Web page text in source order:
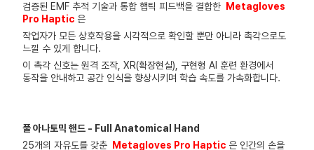
검증된 EMF 추적 기술과 통합 햅틱 피드백을 결합한
Metagloves
Pro Haptic 은
작업자가 모든 상호작용을 시각적으로 확인할 뿐만 아니라 촉각으로도
느낄 수 있게 합니다.
이 촉각 신호는 원격 조작, XR(확장현실), 구현형 AI 훈련 환경에서
동작을 안내하고 공간 인식을 향상시키며 학습 속도를 가속화합니다.
풀 아나토믹 핸드 - Full Anatomical Hand
25개의 자유도를 갖춘
Metagloves Pro Haptic 은 인간의 손을